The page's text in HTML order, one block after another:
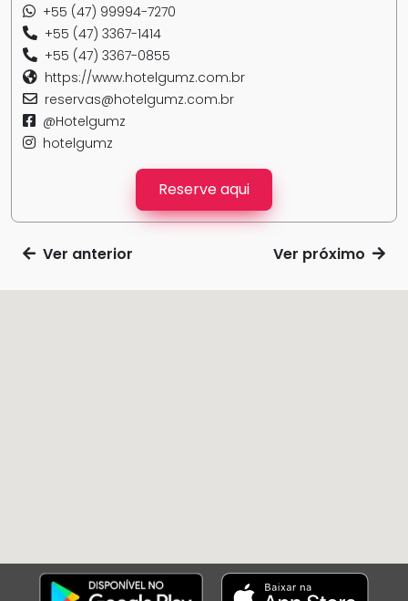
+55 (47) 99994-7270
+55 (47) 3367-1414
+55 (47) 3367-0855
https://www.hotelgumz.com.br
reservas@hotelgumz.com.br
@Hotelgumz
hotelgumz
Reserve aqui
Ver anterior Ver próximo